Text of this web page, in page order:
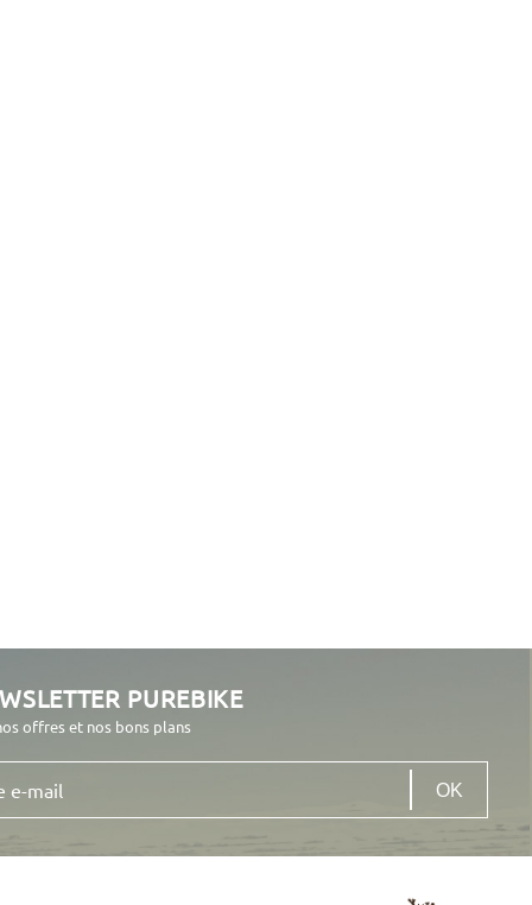
PUREBIKE
offres et nos bons plans